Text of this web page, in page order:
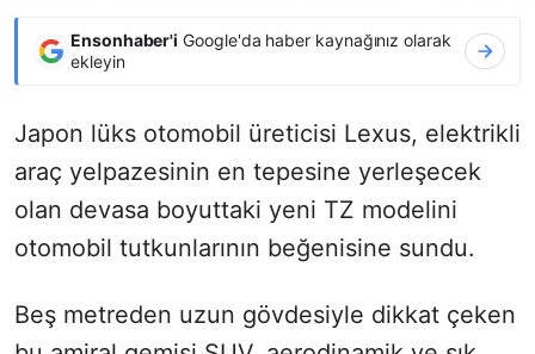
Ensonhaber'i Google'da haber kaynağınız olarak
ekleyin
Japon lüks otomobil üreticisi Lexus, elektrikli
araç yelpazesinin en tepesine yerleşecek
olan devasa boyuttaki yeni TZ modelini
otomobil tutkunlarının beğenisine sundu.
Beş metreden uzun gövdesiyle dikkat çeken